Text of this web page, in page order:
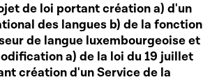
de loi portant création a) d'un
des langues b) de la fonction
de langue luxembourgeoise et
a) de la loi du 19 juillet
création d'un Service de la